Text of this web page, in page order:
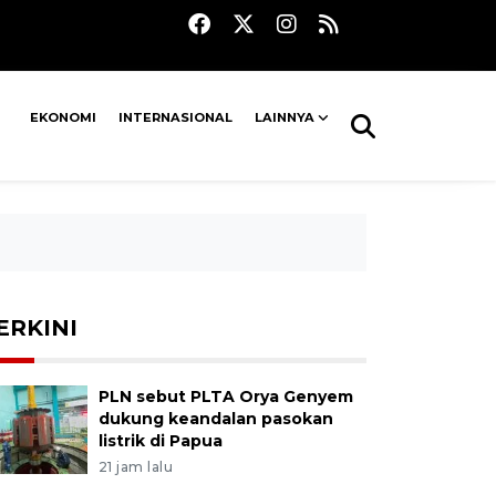
EKONOMI INTERNASIONAL LAINNYA
PLN sebut PLTA Orya Genyem
dukung keandalan pasokan
listrik di Papua
21 jam lalu